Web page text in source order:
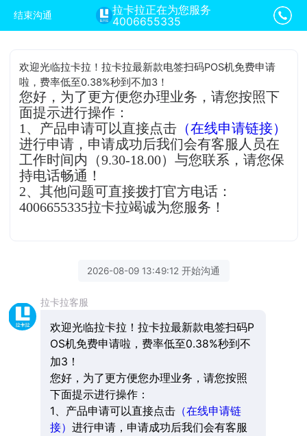
结束沟通
拉卡拉正在为您服务
4006655335
欢迎光临拉卡拉！拉卡拉最新款电签扫码POS机免费申请
啦，费率低至0.38%秒到不加3！
您好，为了更方便您办理业务，请您按照下
面提示进行操作：
1、产品申请可以直接点击 （在线申请链接）
进行申请，申请成功后我们会有客服人员在
工作时间内（9.30-18.00）与您联系，请您保
持电话畅通！
2、其他问题可直接拨打官方电话：
4006655335拉卡拉竭诚为您服务！
2026-08-09 13:49:12 开始沟通
拉卡拉客服
欢迎光临拉卡拉！拉卡拉最新款电签扫码P
OS机免费申请啦，费率低至0.38%秒到不
加3！
您好，为了更方便您办理业务，请您按照
下面提示进行操作：
1、产品申请可以直接点击（在线申请链
接） 进行申请，申请成功后我们会有客服